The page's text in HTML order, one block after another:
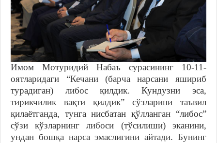
Имом Мотуридий Набаъ сурасининг 10-11-
оятларидаги “Кечани (барча нарсани яшириб
турадиган) либос қилдик. Кундузни эса,
тирикчилик вақти қилдик” сўзларини таъвил
қилаётганда, тунга нисбатан қўлланган “либос”
сўзи кўзларнинг либоси (тўсилиши) эканини,
ундан бошқа нарса эмаслигини айтади. Бунинг